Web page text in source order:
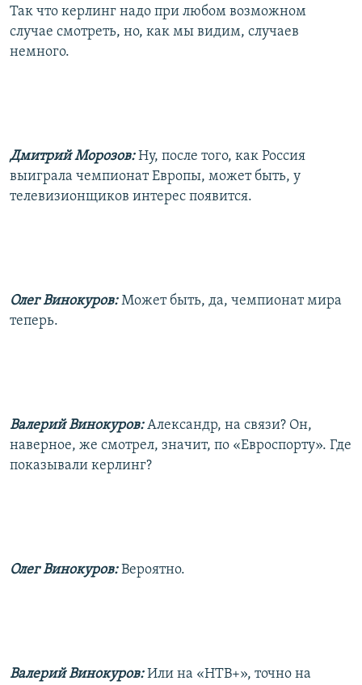
Так что керлинг надо при любом возможном
случае смотреть, но, как мы видим, случаев
немного.
Дмитрий Морозов: Ну, после того, как Россия
выиграла чемпионат Европы, может быть, у
телевизионщиков интерес появится.
Олег Винокуров: Может быть, да, чемпионат мира
теперь.
Валерий Винокуров: Александр, на связи? Он,
наверное, же смотрел, значит, по «Евроспорту». Где
показывали керлинг?
Олег Винокуров: Вероятно.
Валерий Винокуров: Или на «НТВ+», точно на